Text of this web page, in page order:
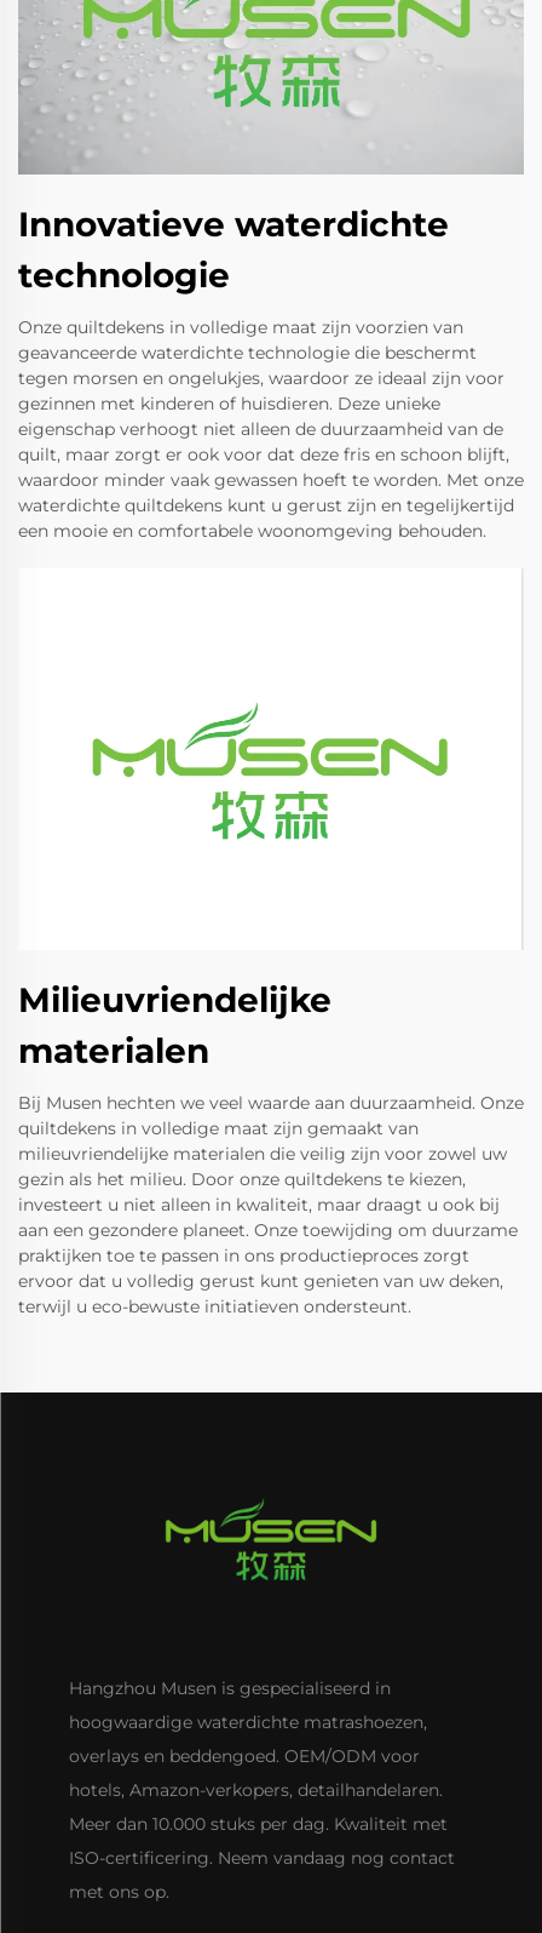
Innovatieve waterdichte
technologie
Onze quiltdekens in volledige maat zijn voorzien van
geavanceerde waterdichte technologie die beschermt
tegen morsen en ongelukjes, waardoor ze ideaal zijn voor
gezinnen met kinderen of huisdieren. Deze unieke
eigenschap verhoogt niet alleen de duurzaamheid van de
quilt, maar zorgt er ook voor dat deze fris en schoon blijft,
waardoor minder vaak gewassen hoeft te worden. Met onze
waterdichte quiltdekens kunt u gerust zijn en tegelijkertijd
een mooie en comfortabele woonomgeving behouden.
Milieuvriendelijke
materialen
Bij Musen hechten we veel waarde aan duurzaamheid. Onze
quiltdekens in volledige maat zijn gemaakt van
milieuvriendelijke materialen die veilig zijn voor zowel uw
gezin als het milieu. Door onze quiltdekens te kiezen,
investeert u niet alleen in kwaliteit, maar draagt u ook bij
aan een gezondere planeet. Onze toewijding om duurzame
praktijken toe te passen in ons productieproces zorgt
ervoor dat u volledig gerust kunt genieten van uw deken,
terwijl u eco-bewuste initiatieven ondersteunt.
Hangzhou Musen is gespecialiseerd in
hoogwaardige waterdichte matrashoezen,
overlays en beddengoed. OEM/ODM voor
hotels, Amazon-verkopers, detailhandelaren.
Meer dan 10.000 stuks per dag. Kwaliteit met
ISO-certificering. Neem vandaag nog contact
met ons op.